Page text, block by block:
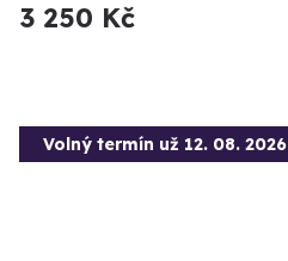
3 250 Kč
Volný termín už 12. 08. 2026